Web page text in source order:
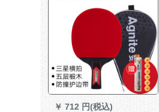
￥ 712 円(税込)